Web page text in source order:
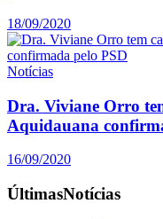
18/09/2020
Notícias
Dra. Viviane Orro
Aquidauana
16/09/2020
ÚltimasNotícias